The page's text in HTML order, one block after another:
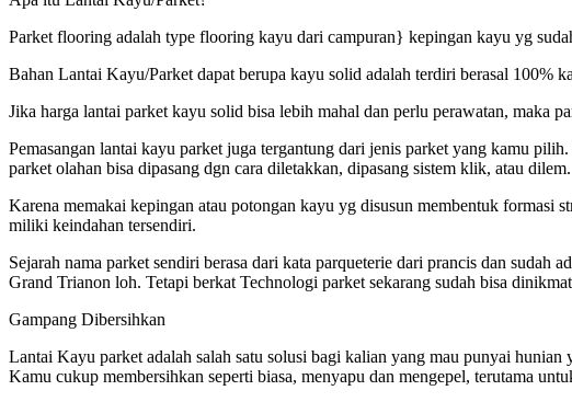
Parket flooring adalah type flooring kayu dari campuran} kepingan kayu yg
Bahan Lantai Kayu/Parket dapat berupa kayu solid adalah terdiri berasal 100%
Jika harga lantai parket kayu solid bisa lebih mahal dan perlu perawatan, maka
Pemasangan lantai kayu parket juga tergantung dari jenis parket yang kamu
parket olahan bisa dipasang dgn cara diletakkan, dipasang sistem klik, atau dilem.
Karena memakai kepingan atau potongan kayu yg disusun membentuk formasi
miliki keindahan tersendiri.
Sejarah nama parket sendiri berasa dari kata parqueterie dari prancis dan
Grand Trianon loh. Tetapi berkat Technologi parket sekarang sudah bisa
Gampang Dibersihkan
Lantai Kayu parket adalah salah satu solusi bagi kalian yang mau punyai
Kamu cukup membersihkan seperti biasa, menyapu dan mengepel, terutama